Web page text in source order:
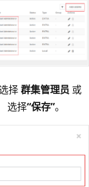
择群集管理员 或
选择“保存”。